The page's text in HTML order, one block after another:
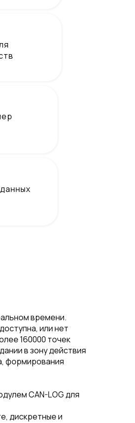
времени.
или нет
160000 точек
в зону действия
формирования
CAN-LOG для
дискретные и